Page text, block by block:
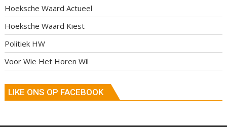
Hoeksche Waard Actueel
Hoeksche Waard Kiest
Politiek HW
Voor Wie Het Horen Wil
LIKE ONS OP FACEBOOK